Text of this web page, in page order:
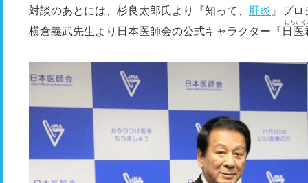
対談のあとには、杉良太郎氏より『知って、 肝炎』プロ
横倉義武先生より日本医師会の公式キャラクター『 日医
にちいく